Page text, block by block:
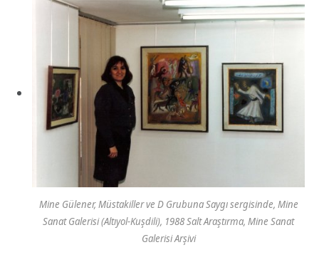
Mine Gülener, Müstakiller ve D Grubuna Saygı sergisinde, Mine
Sanat Galerisi (Altıyol-Kuşdili), 1988 Salt Araştırma, Mine Sanat
Galerisi Arşivi